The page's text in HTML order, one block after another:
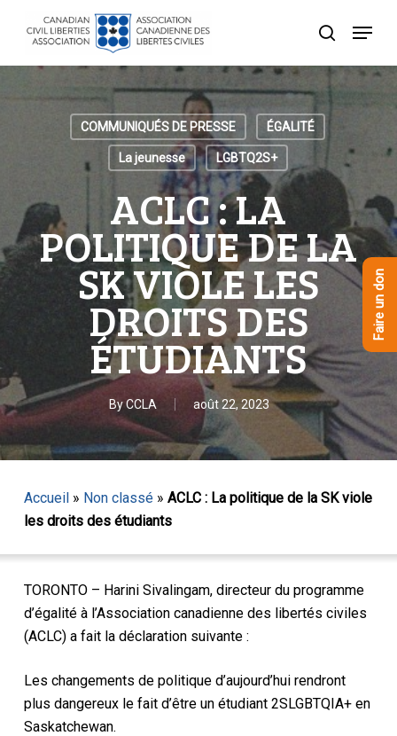
recherche
Menu
COMMUNIQUÉS DE PRESSE ÉGALITÉ
La jeunesse LGBTQ2S+
ACLC : LA
POLITIQUE DE LA
SK VIOLE LES
DROITS DES
ÉTUDIANTS
ByCCLA août 22, 2023
Accueil» Non classé» ACLC : La politique de la SK viole
les droits des étudiants
TORONTO – Harini Sivalingam, directeur du programme
d’égalité à l’Association canadienne des libertés civiles
(ACLC) a fait la déclaration suivante :
Les changements de politique d’aujourd’hui rendront
plus dangereux le fait d’être un étudiant 2SLGBTQIA+ en
Saskatchewan.
Menu
Faire un don